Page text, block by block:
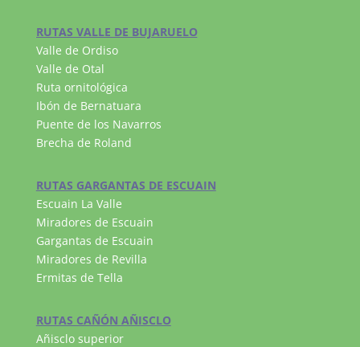
RUTAS VALLE DE BUJARUELO
Valle de Ordiso
Valle de Otal
Ruta ornitológica
Ibón de Bernatuara
Puente de los Navarros
Brecha de Roland
RUTAS GARGANTAS DE ESCUAIN
Escuain La Valle
Miradores de Escuain
Gargantas de Escuain
Miradores de Revilla
Ermitas de Tella
RUTAS CAÑÓN AÑISCLO
Añisclo superior